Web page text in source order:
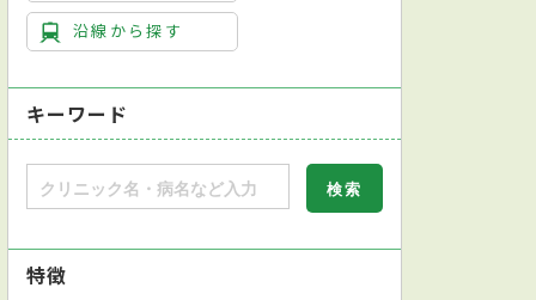
沿線から探す
キーワード
特徴